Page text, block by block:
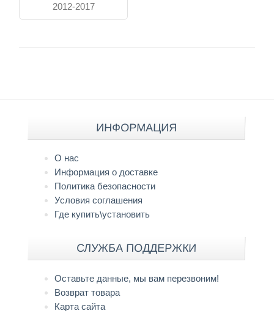
2012-2017
ИНФОРМАЦИЯ
О нас
Информация о доставке
Политика безопасности
Условия соглашения
Где купить\установить
СЛУЖБА ПОДДЕРЖКИ
Оставьте данные, мы вам перезвоним!
Возврат товара
Карта сайта